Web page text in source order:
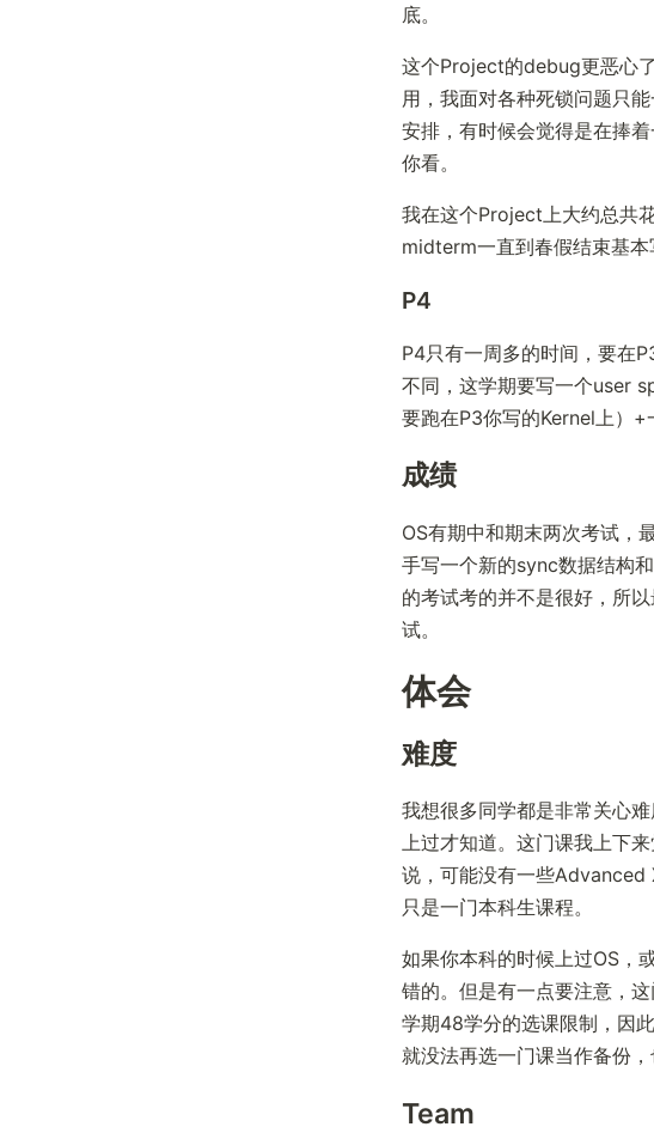
底。
这个Project的debug更恶心
用，我面对各种死锁问题只
安排，有时候会觉得是在捧
你看。
我在这个Project上大约总共
midterm一直到春假结束基本
P4
P4只有一周多的时间，要在
不同，这学期要写一个user
要跑在P3你写的Kernel上）+
成绩
OS有期中和期末两次考试，
手写一个新的sync数据结构
的考试考的并不是很好，所
试。
体会
难度
我想很多同学都是非常关心
上过才知道。这门课我上下
说，可能没有一些Advanced
只是一门本科生课程。
如果你本科的时候上过OS，
错的。但是有一点要注意，
学期48学分的选课限制，因
就没法再选一门课当作备份
Team